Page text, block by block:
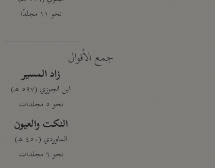
نحو ١١ مجلدًا
جمع الأقوال
زاد المسير
ابن الجوزي (٥٩٧ هـ)
نحو ٥ مجلدات
النكت والعيون
الماوردي (٤٥٠ هـ)
نحو ٦ مجلدات